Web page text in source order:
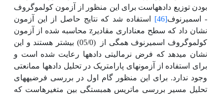
بودن توزیع داده­هاست برای این منظور از آزمون کولموگروف
- اسمیرنوف[46] استفاده شد که نتایج حاصل از این آزمون
نشان داد که سطح معناداری مقادیر z محاسبه شده از آزمون
کولموگروف اسمیرنوف همگی از
(05/0) بیشتر هستند و این
نشان می­دهد که فرض نرمالیتی داده­ها رعایت شده است و
برای استفاده از آزمون­های پارامتریک در تحلیل داده­ها ممانعتی
وجود ندارد. برای این منظور گام اول در بررسی فرضیه­­های
تحلیل مسیر بررسی ماتریس همبستگی بین متغیرهاست که